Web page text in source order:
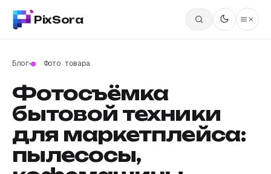
PixSora
Блог Фото товара
Фотосъёмка
бытовой техники
для маркетплейса:
пылесосы,